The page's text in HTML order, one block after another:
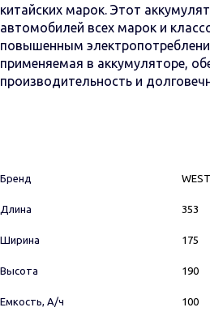
китайских марок. Этот
автомобилей всех марок и
повышенным
применяемая в аккумуляторе,
производительность и
Бренд
Длина 353
Ширина 175
Высота 190
Емкость, А/ч 100